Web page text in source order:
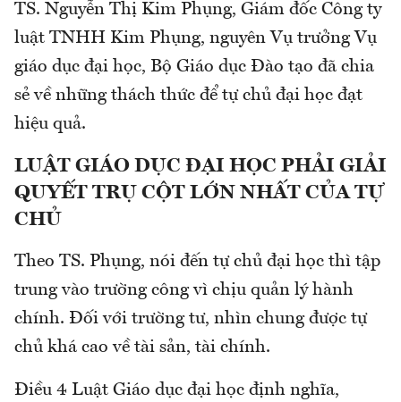
TS. Nguyễn Thị Kim Phụng, Giám đốc Công ty
luật TNHH Kim Phụng, nguyên Vụ trưởng Vụ
giáo dục đại học, Bộ Giáo dục Đào tạo đã chia
sẻ về những thách thức để tự chủ đại học đạt
hiệu quả.
LUẬT GIÁO DỤC ĐẠI HỌC PHẢI GIẢI
QUYẾT TRỤ CỘT LỚN NHẤT CỦA TỰ
CHỦ
Theo TS. Phụng, nói đến tự chủ đại học thì tập
trung vào trường công vì chịu quản lý hành
chính. Đối với trường tư, nhìn chung được tự
chủ khá cao về tài sản, tài chính.
Điều 4 Luật Giáo dục đại học định nghĩa,